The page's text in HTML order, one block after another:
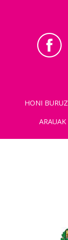
HONI BURUZ
ARAUAK